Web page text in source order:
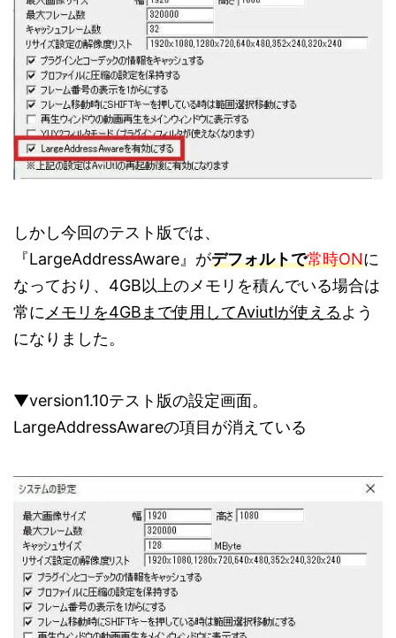
しかし今回のテスト版では、
『LargeAddressAware』がデフォルトで常時ONに
なっており、4GB以上のメモリを積んでいる場合は
常にメモリを4GBまで使用してAviutlが使えるよう
になりました。
▼version1.10テスト版の設定画面。
LargeAddressAwareの項目が消えている